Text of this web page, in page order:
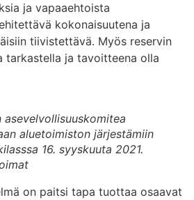
ja vapaaehtoista
kokonaisuutena ja
tiivistettävä. Myös reservin
tarkastella ja tavoitteena olla
asevelvollisuuskomitea
aluetoimiston järjestämiin
16. syyskuuta 2021.
on paitsi tapa tuottaa osaavat